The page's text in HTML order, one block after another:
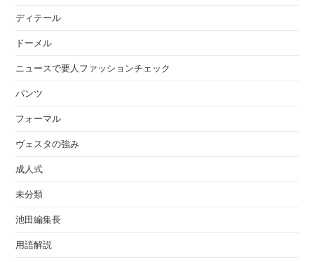
ディテール
ドーメル
ニュースで要人ファッションチェック
パンツ
フォーマル
ヴェスタの強み
成人式
未分類
池田編集長
用語解説